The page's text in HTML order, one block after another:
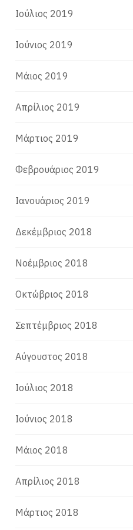
Ιούλιος 2019
Ιούνιος 2019
Μάιος 2019
Απρίλιος 2019
Μάρτιος 2019
Φεβρουάριος 2019
Ιανουάριος 2019
Δεκέμβριος 2018
Νοέμβριος 2018
Οκτώβριος 2018
Σεπτέμβριος 2018
Αύγουστος 2018
Ιούλιος 2018
Ιούνιος 2018
Μάιος 2018
Απρίλιος 2018
Μάρτιος 2018